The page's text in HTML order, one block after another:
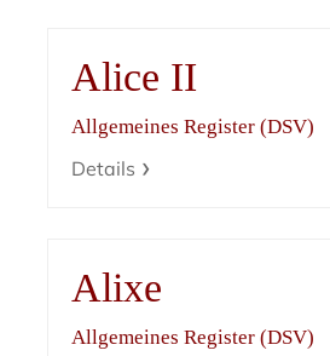
Alice II
Allgemeines Register (DSV)
Details
Alixe
Allgemeines Register (DSV)